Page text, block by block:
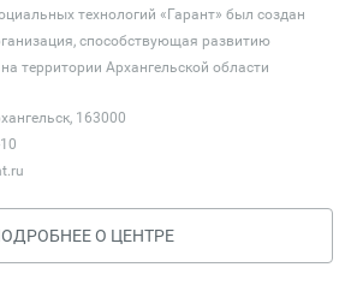
технологий «Гарант» был создан
способствующая развитию
территории Архангельской области
163000
О ЦЕНТРЕ